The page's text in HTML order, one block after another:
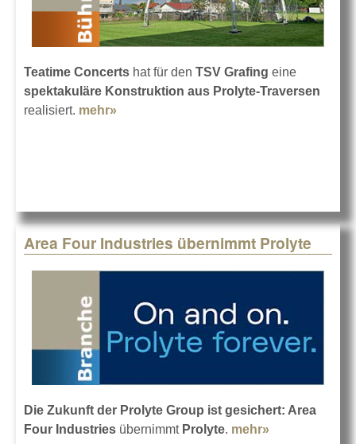
Teatime Concerts hat für den TSV Grafing eine
spektakuläre Konstruktion aus Prolyte-Traversen
realisiert. mehr»
Area Four Industries übernimmt Prolyte
Die Zukunft der Prolyte Group ist gesichert: Area
Four Industries übernimmt Prolyte. mehr»